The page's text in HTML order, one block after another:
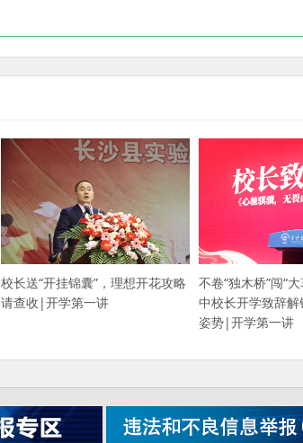
校长送“开挂锦囊”，理想开花攻略
请查收|开学第一讲
不卷“独木桥”闯“
中校长开学致辞
姿势|开学第一讲